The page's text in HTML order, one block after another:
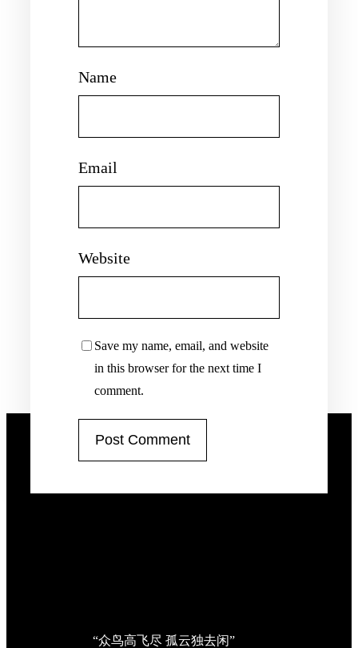
Name
Email
Website
Save my name, email, and website
in this browser for the next time I
comment.
“众鸟高飞尽 孤云独去闲”